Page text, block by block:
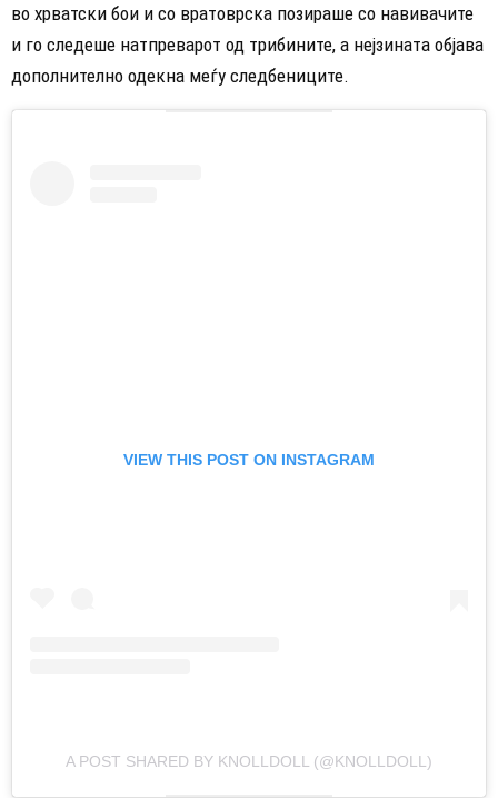
во хрватски бои и со вратоврска позираше со навивачите
и го следеше натпреварот од трибините, а нејзината објава
дополнително одекна меѓу следбениците.
VIEW THIS POST ON INSTAGRAM
A POST SHARED BY KNOLLDOLL (@KNOLLDOLL)